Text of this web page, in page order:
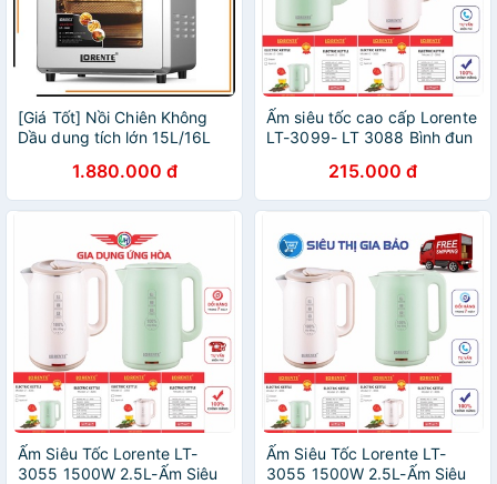
[Giá Tốt] Nồi Chiên Không
Dầu dung tích lớn 15L/16L
phân loại), bảo hành 12
tháng
1.880.000 đ
Ấm siêu tốc cao cấp Lorente
LT-3099- LT 3088 Bình đun
Chính Hãng( BH12 tháng)
215.000 đ
Ấm Siêu Tốc Lorente LT-
3055 1500W 2.5L-Ấm Siêu
Ấm Siêu Tốc Lorente LT-
3055 1500W 2.5L-Ấm Siêu